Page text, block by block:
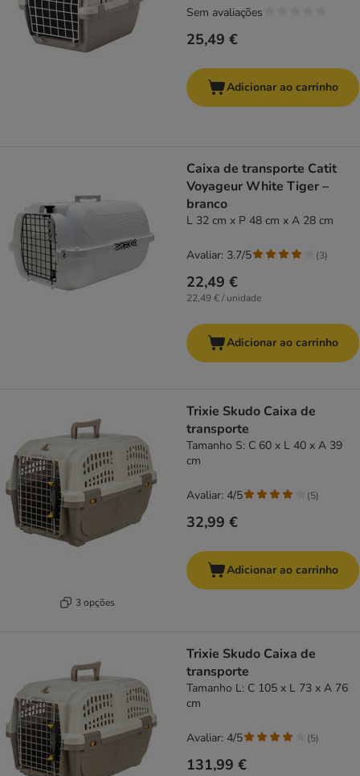
25,49 €
Sem avaliações
Adicionar ao carrinho
Caixa de transporte Catit
Voyageur White Tiger –
branco
L 32 cm x P 48 cm x A 28 cm
22,49 €
22,49 € / unidade
Avaliar: 3.7/5 (3)
Adicionar ao carrinho
3 opções
Trixie Skudo Caixa de
transporte
Tamanho S: C 60 x L 40 x A 39
cm
32,99 €
Avaliar: 4/5 (5)
Adicionar ao carrinho
Trixie Skudo Caixa de
transporte
Tamanho L: C 105 x L 73 x A 76
cm
131,99 €
Avaliar: 4/5 (5)